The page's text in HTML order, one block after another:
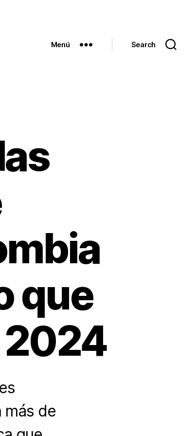
Menú Search
que
2024
más de